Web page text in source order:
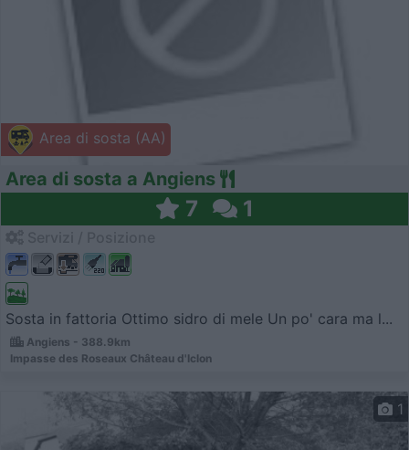
Area di sosta (AA)
Area di sosta a Angiens
7 1
Sosta in fattoria Ottimo sidro di mele Un po' cara ma l...
Angiens - 388.9km
Impasse des Roseaux Château d'Iclon
1